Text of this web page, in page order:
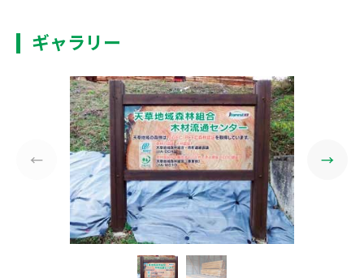
ギャラリー
← →